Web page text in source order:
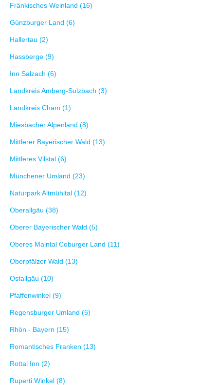
Fränkisches Weinland (16)
Günzburger Land (6)
Hallertau (2)
Hassberge (9)
Inn Salzach (6)
Landkreis Amberg-Sulzbach (3)
Landkreis Cham (1)
Miesbacher Alpenland (8)
Mittlerer Bayerischer Wald (13)
Mittleres Vilstal (6)
Münchener Umland (23)
Naturpark Altmühltal (12)
Oberallgäu (38)
Oberer Bayerischer Wald (5)
Oberes Maintal Coburger Land (11)
Oberpfälzer Wald (13)
Ostallgäu (10)
Pfaffenwinkel (9)
Regensburger Umland (5)
Rhön - Bayern (15)
Romantisches Franken (13)
Rottal Inn (2)
Ruperti Winkel (8)